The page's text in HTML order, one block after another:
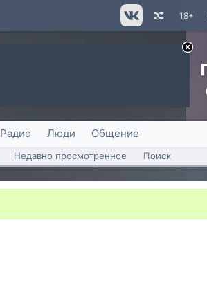
18+
Радио Люди Общение
Недавно просмотренное Поиск